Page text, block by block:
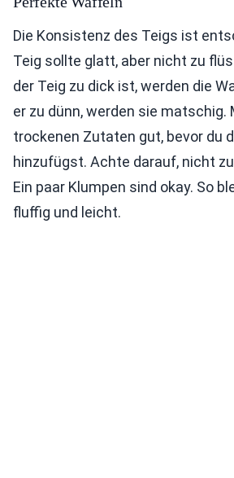
Die Konsistenz des Teigs ist
Teig sollte glatt, aber nicht zu
der Teig zu dick ist, werden die
er zu dünn, werden sie matschig.
trockenen Zutaten gut, bevor du
hinzufügst. Achte darauf, nicht
Ein paar Klumpen sind okay. So
fluffig und leicht.